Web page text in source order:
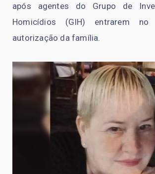
após agentes do Grupo de
Homicídios (GIH) entrarem
autorização da família.